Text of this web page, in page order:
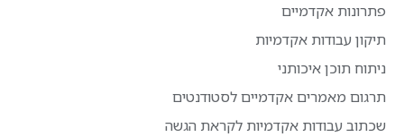
פתרונות אקדמיים
תיקון עבודות אקדמיות
ניתוח תוכן איכותני
תרגום מאמרים אקדמיים לסטודנטים
שכתוב עבודות אקדמיות לקראת הגשה